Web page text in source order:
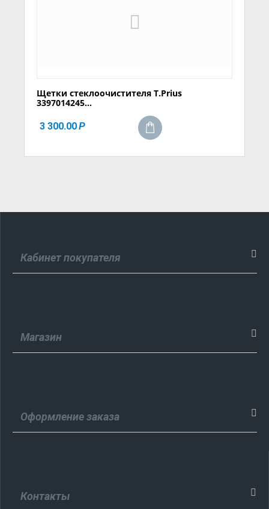
Щетки стеклоочистителя T.Prius
3397014245...
3 300.00Р
Кабинет покупателя
Магазин
Оформление заказа
Контакты